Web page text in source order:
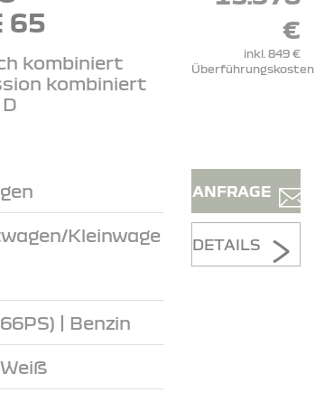
65
kombiniert
kombiniert
€
inkl. 849 €
Überführungskosten
Kleinwage
| Benzin
ANFRAGE
DETAILS